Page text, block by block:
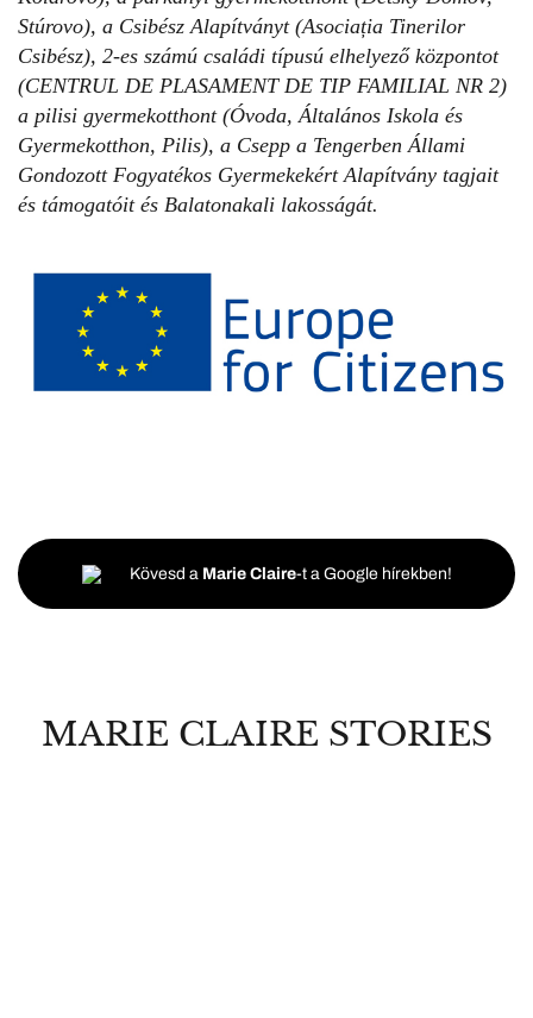
Stúrovo), a Csibész Alapítványt (Asociația Tinerilor
Csibész), 2-es számú családi típusú elhelyező központot
(CENTRUL DE PLASAMENT DE TIP FAMILIAL NR 2)
a pilisi gyermekotthont (Óvoda, Általános Iskola és
Gyermekotthon, Pilis), a Csepp a Tengerben Állami
Gondozott Fogyatékos Gyermekekért Alapítvány tagjait
és támogatóit és Balatonakali lakosságát.
Kövesd a Marie Claire-t a Google hírekben!
MARIE CLAIRE STORIES